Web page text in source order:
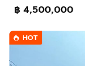
฿ 4,500,000
HOT